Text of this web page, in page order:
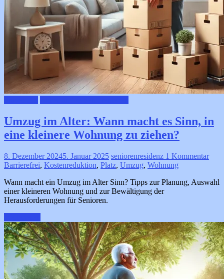
Umzug im Alter: Wann macht es Sinn, in
eine kleinere Wohnung zu ziehen?
8. Dezember 20245. Januar 2025 seniorenresidenz 1 Kommentar
Barrierefrei, Kostenreduktion, Platz, Umzug, Wohnung
Wann macht ein Umzug im Alter Sinn? Tipps zur Planung, Auswahl
einer kleineren Wohnung und zur Bewältigung der
Herausforderungen für Senioren.